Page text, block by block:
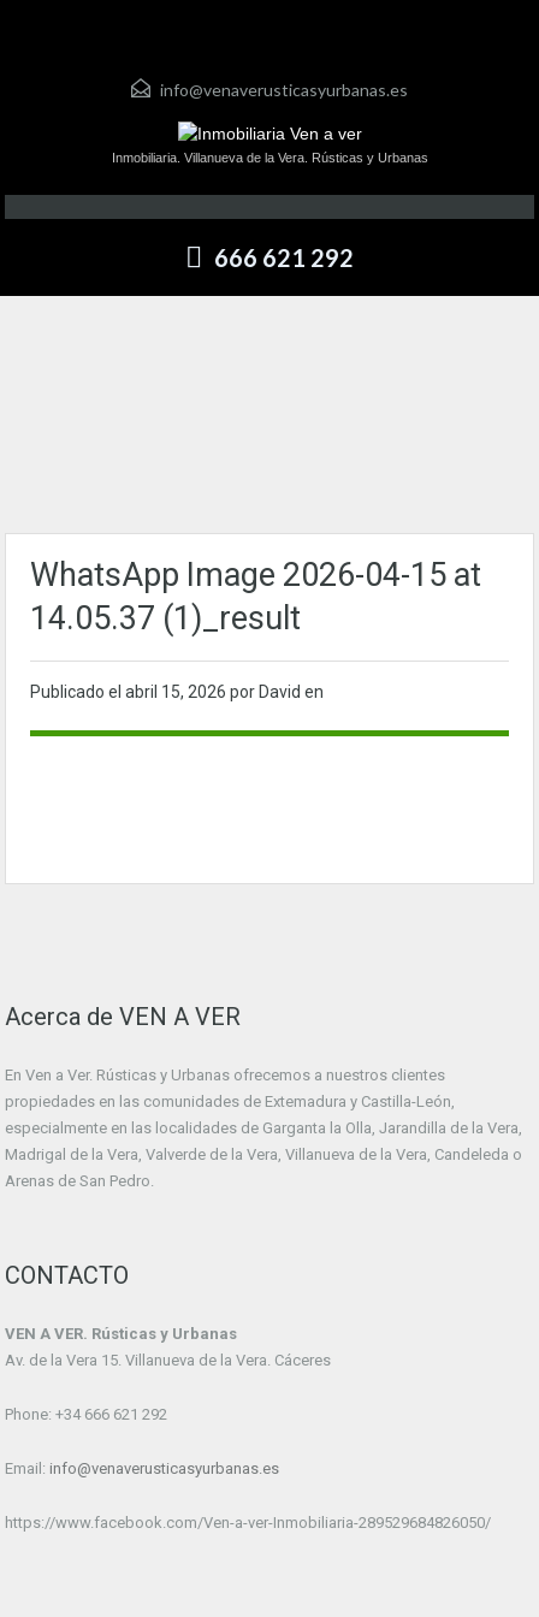
info@venaverusticasyurbanas.es
Inmobiliaria. Villanueva de la Vera. Rústicas y Urbanas
666 621 292
WhatsApp Image 2026-04-15 at
14.05.37 (1)_result
Publicado el abril 15, 2026 por David en
Acerca de VEN A VER
En Ven a Ver. Rústicas y Urbanas ofrecemos a nuestros clientes
propiedades en las comunidades de Extemadura y Castilla-León,
especialmente en las localidades de Garganta la Olla, Jarandilla de la Vera,
Madrigal de la Vera, Valverde de la Vera, Villanueva de la Vera, Candeleda o
Arenas de San Pedro.
CONTACTO
VEN A VER. Rústicas y Urbanas
Av. de la Vera 15. Villanueva de la Vera. Cáceres
Phone: +34 666 621 292
Email: info@venaverusticasyurbanas.es
https://www.facebook.com/Ven-a-ver-Inmobiliaria-289529684826050/